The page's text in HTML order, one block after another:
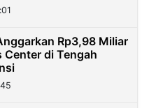
Rp3,98 Miliar
di Tengah